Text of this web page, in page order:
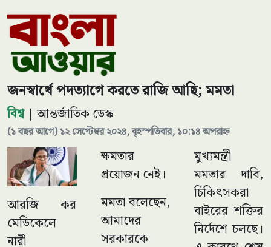
জনস্বার্থে পদত্যাগে করতে রাজি আছি; মমতা
বিশ্ব| আন্তর্জাতিক ডেস্ক
(১ বছর আগে) ১২ সেপ্টেম্বর ২০২৪, বৃহস্পতিবার, ১০:১৪ অপরাহ্ন
আরজি কর
মেডিকেলে
নারী
ক্ষমতার
প্রয়োজন নেই।
মমতা বলেছেন,
আমাদের
সরকারকে
মুখ্যমন্ত্রী
মমতার দাবি,
চিকিৎসকরা
বাইরের শক্তির
নির্দেশে চলছে।